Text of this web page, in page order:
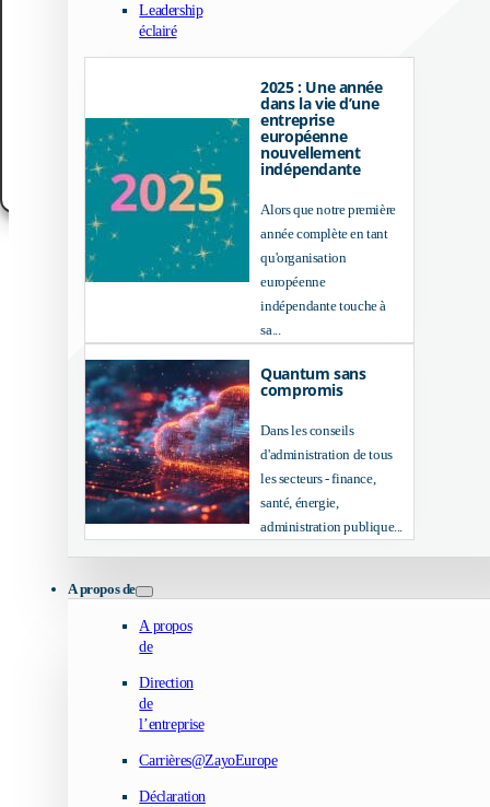
these technologies will allow us to process data such as browsing behavior or
IDs on this site. Not consenting or withdrawing consent, may adversely affect
Accept
Customize
Politique en matière de cookies Politique de confidentialité
Leadership
éclairé
2025 : Une année
dans la vie d’une
entreprise
européenne
nouvellement
indépendante
Alors que notre première
année complète en tant
qu'organisation
européenne
indépendante touche à
sa...
Quantum sans
compromis
Dans les conseils
d'administration de tous
les secteurs - finance,
santé, énergie,
administration publique...
A propos de
A propos
de
Direction
de
l’entreprise
Carrières@ZayoEurope
Déclaration